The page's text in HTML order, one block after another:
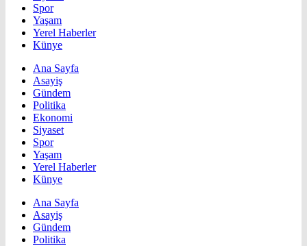
Spor
Yaşam
Yerel Haberler
Künye
Ana Sayfa
Asayiş
Gündem
Politika
Ekonomi
Siyaset
Spor
Yaşam
Yerel Haberler
Künye
Ana Sayfa
Asayiş
Gündem
Politika